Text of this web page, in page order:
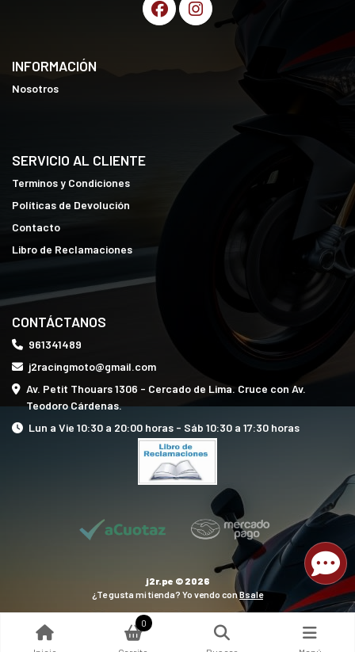
INFORMACIÓN
Nosotros
SERVICIO AL CLIENTE
Terminos y Condiciones
Políticas de Devolución
Contacto
Libro de Reclamaciones
CONTÁCTANOS
961341489
j2racingmoto@gmail.com
Av. Petit Thouars 1306 - Cercado de Lima. Cruce con Av.
Teodoro Cárdenas.
Lun a Vie 10:30 a 20:00 horas - Sáb 10:30 a 17:30 horas
j2r.pe © 2026
¿Te gusta mi tienda? Yo vendo conBsale
0